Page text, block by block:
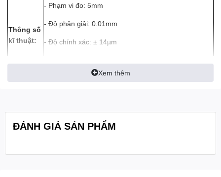
Thông số
kĩ thuật:
- Phạm vi đo: 5mm
- Độ phân giải: 0.01mm
- Độ chính xác: ± 14µm
đóng gói:
1 cái/hộp
Xem thêm
ĐÁNH GIÁ SẢN PHẨM